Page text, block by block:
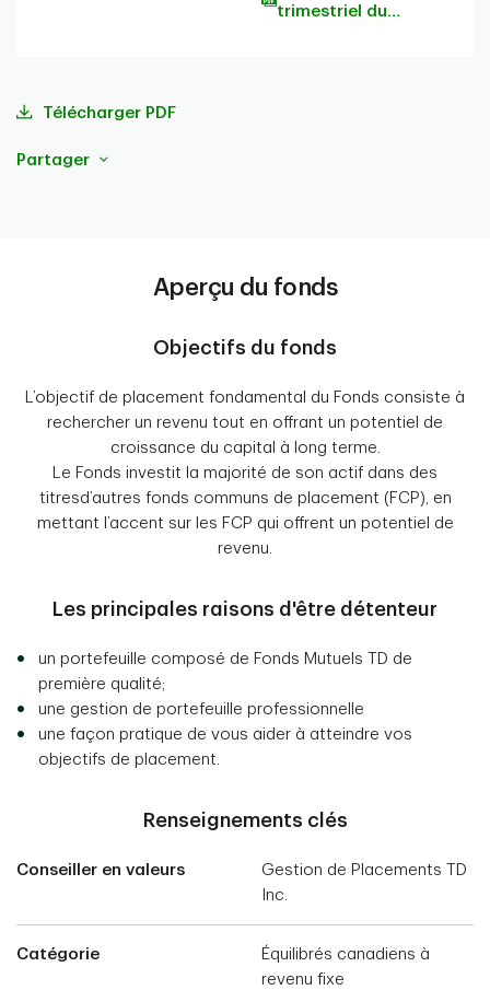
trimestriel du
Télécharger PDF
Partager
Aperçu du fonds
Objectifs du fonds
L’objectif de placement fondamental du Fonds consiste à
rechercher un revenu tout en offrant un potentiel de
croissance du capital à long terme.
Le Fonds investit la majorité de son actif dans des
titresd’autres fonds communs de placement (FCP), en
mettant l’accent sur les FCP qui offrent un potentiel de
revenu.
Les principales raisons d'être détenteur
un portefeuille composé de Fonds Mutuels TD de
première qualité;
une gestion de portefeuille professionnelle
une façon pratique de vous aider à atteindre vos
objectifs de placement.
Renseignements clés
Conseiller en valeurs
Gestion de Placements TD
Inc.
Catégorie
Équilibrés canadiens à
revenu fixe